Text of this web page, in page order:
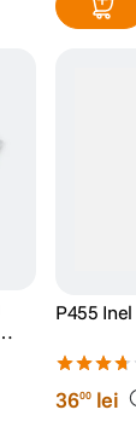
P455
3600 lei